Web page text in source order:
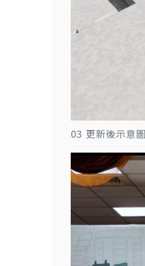
03 更新後示意